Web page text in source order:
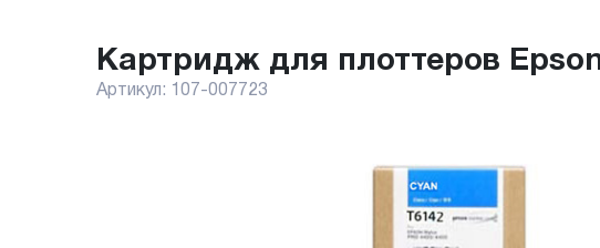
Картридж для плоттеров
Артикул: 107-007723